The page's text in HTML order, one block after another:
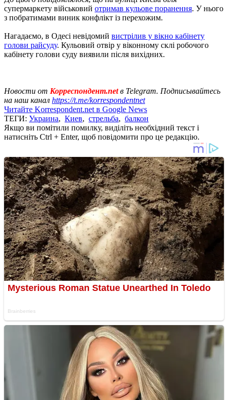
супермаркету військовий отримав кульове поранення. У нього
з побратимами виник конфлікт із перехожим.
Нагадаємо, в Одесі невідомий вистрілив у вікно кабінету
голови райсуду. Кульовий отвір у віконному склі робочого
кабінету голови суду виявили після вихідних.
Новости от Корреспондент.netв Telegram. Подписывайтесь
на наш канал https://t.me/korrespondentnet
Читайте Korrespondent.net в Google News
ТЕГИ: Украина, Киев, стрельба, балкон
Якщо ви помітили помилку, виділіть необхідний текст і
натисніть Ctrl + Enter, щоб повідомити про це редакцію.